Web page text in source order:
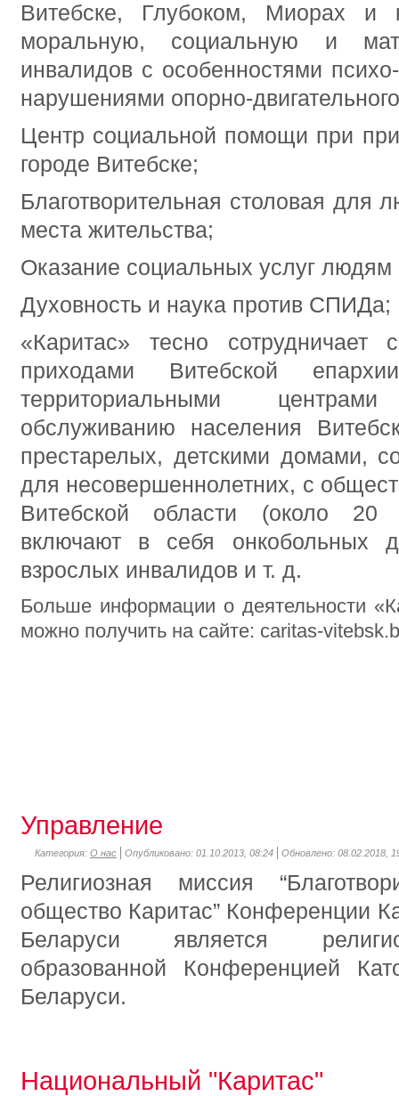
Витебске, Глубоком, Миорах и
моральную, социальную и
инвалидов с особенностями
нарушениями опорно-
Центр социальной помощи при
городе Витебске;
Благотворительная столовая для
места жительства;
Оказание социальных услуг людям
Духовность и наука против СПИДа;
«Каритас» тесно сотрудничает
приходами Витебской
территориальными
обслуживанию населения
престарелых, детскими домами,
для несовершеннолетних, с
Витебской области (около 20
включают в себя онкобольных
взрослых инвалидов и т. д.
Больше информации о деятельности
можно получить на сайте: caritas-
Управление
Категория: О нас Опубликовано: 01.10.2013, 08:24 Обновлено: 08.02.2018,
Религиозная миссия
общество Каритас” Конференции
Беларуси является
образованной Конференцией
Беларуси.
Национальный "Каритас"